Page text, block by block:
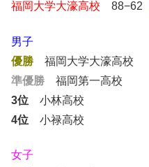
福岡大学大濠高校 88−62
男子
優勝 福岡大学大濠高校
準優勝
福岡第一高校
3位 小林高校
4位 小禄高校
女子